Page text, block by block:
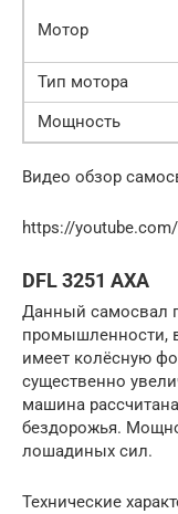
Мотор
Тип мотора
Мощность
Видео обзор
https://
DFL 3251 AXA
Данный самосвал
промышленности,
имеет колёсную
существенно
машина
бездорожья.
лошадиных сил.
Технические